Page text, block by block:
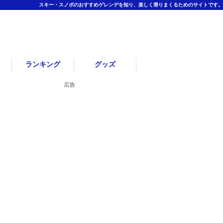
スキー・スノボのおすすめゲレンデを知り、楽しく滑りまくるためのサイトです。
ランキング グッズ
広告